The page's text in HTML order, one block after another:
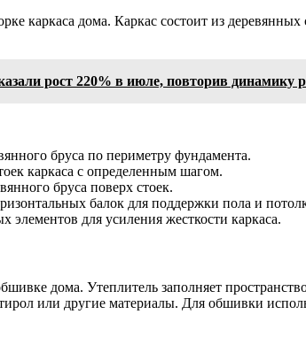
каркаса дома. Каркас состоит из
рост 220% в июле, повторив динамику
бруса по периметру фундамента.
каркаса с определенным шагом.
бруса поверх стоек.
балок для поддержки пола и
элементов для усиления жесткости каркаса.
дома. Утеплитель заполняет
или другие материалы. Для обшивки